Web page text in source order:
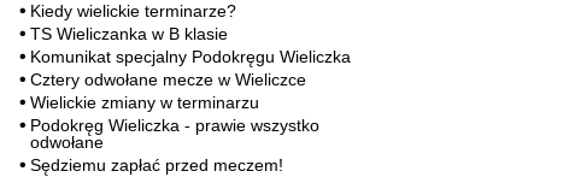
Kiedy wielickie terminarze?
TS Wieliczanka w B klasie
Komunikat specjalny Podokręgu Wieliczka
Cztery odwołane mecze w Wieliczce
Wielickie zmiany w terminarzu
Podokręg Wieliczka - prawie wszystko
odwołane
Sędziemu zapłać przed meczem!